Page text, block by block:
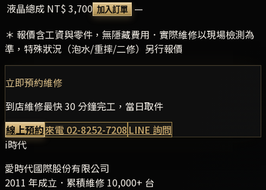
液晶總成 NT$ 3,700 加入訂單
—
＊ 報價含工資與零件，無隱藏費用．實際維修以現場檢測為
準，特殊狀況（泡水/重摔/二修）另行報價
立即預約維修
到店維修最快 30 分鐘完工，當日取件
線上預約來電 02-8252-7208 LINE 詢問
i時代
愛時代國際股份有限公司
2011 年成立．累積維修 10,000+ 台